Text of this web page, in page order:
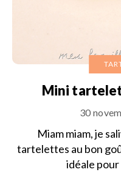
Mini
30
Miam miam, je
tartelettes au bon
idéale